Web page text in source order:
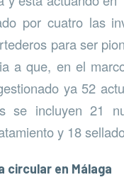
por cuatro las
para ser
a que, en el
ya 52
se incluyen 21
y 18
circular en Málaga